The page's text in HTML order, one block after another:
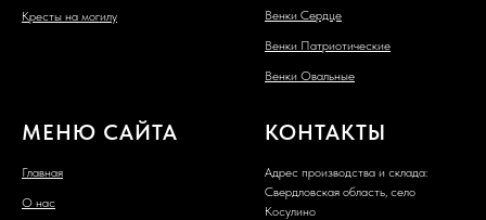
Кресты на могилу
Венки Сердце
Венки Патриотические
Венки Овальные
МЕНЮ САЙТА
Главная
О нас
КОНТАКТЫ
Адрес производства и склада:
Свердловская область, село
Косулино